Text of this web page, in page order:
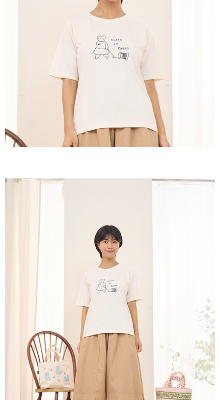
結帳頁面，進行簡訊認證並確認金額後，即可完成結帳。
２．訂單成立數日內，您將收到繳費通知簡訊。
３．收到繳費通知簡訊後14天內，點擊此簡訊中的連結，可透過四大超商／
ATM／網路銀行／等多元方式進行付款，方視為交易完成。
※ 請注意：結帳手續完成當下不需立刻繳費，但若您需要取消訂單，請聯絡
購買商品的店家。未經商家同意取消之訂單仍視為有效，需透過AFTEE先享
※ 交易是否成功請以「AFTEE先享後付 」之結帳頁面顯示為準，若有關於
是否繳費成功／繳費後需取消欲退款等相關疑問，請聯繫「AFTEE先享後付
https://netprotections.freshdesk.com/support/home
１．透過由恩沛科技股份有限公司提供之「AFTEE先享後付」服務完成之交
易，需依本服務之必要範圍內提供個人資料，並將交易相關給付款項請求債
權轉讓予恩沛科技股份有限公司。
２．關於個人資料處理事宜，請瀏覽以下網址：
https://aftee.tw/terms/#terms3
４．使用「AFTEE先享後付」時，將依據個別帳號之用戶狀況，依本公司即
每筆NT$60，滿NT$1,800(含以上)免運費
每筆NT$60，滿NT$2,000(含以上)免運費
每筆NT$60，滿NT$2,000(含以上)免運費
黑貓宅急便(包裹尺寸60cm以下)
每筆NT$100，滿NT$2,000(含以上)免運費
黑貓宅急便(包裹尺寸90cm以下)
每筆NT$140，滿NT$2,000(含以上)免運費